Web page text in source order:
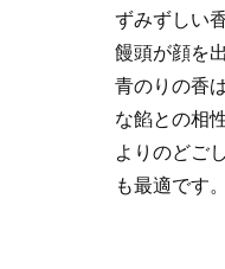
ずみずしい
饅頭が顔を
青のりの香
な餡との相
よりのどご
も最適です。